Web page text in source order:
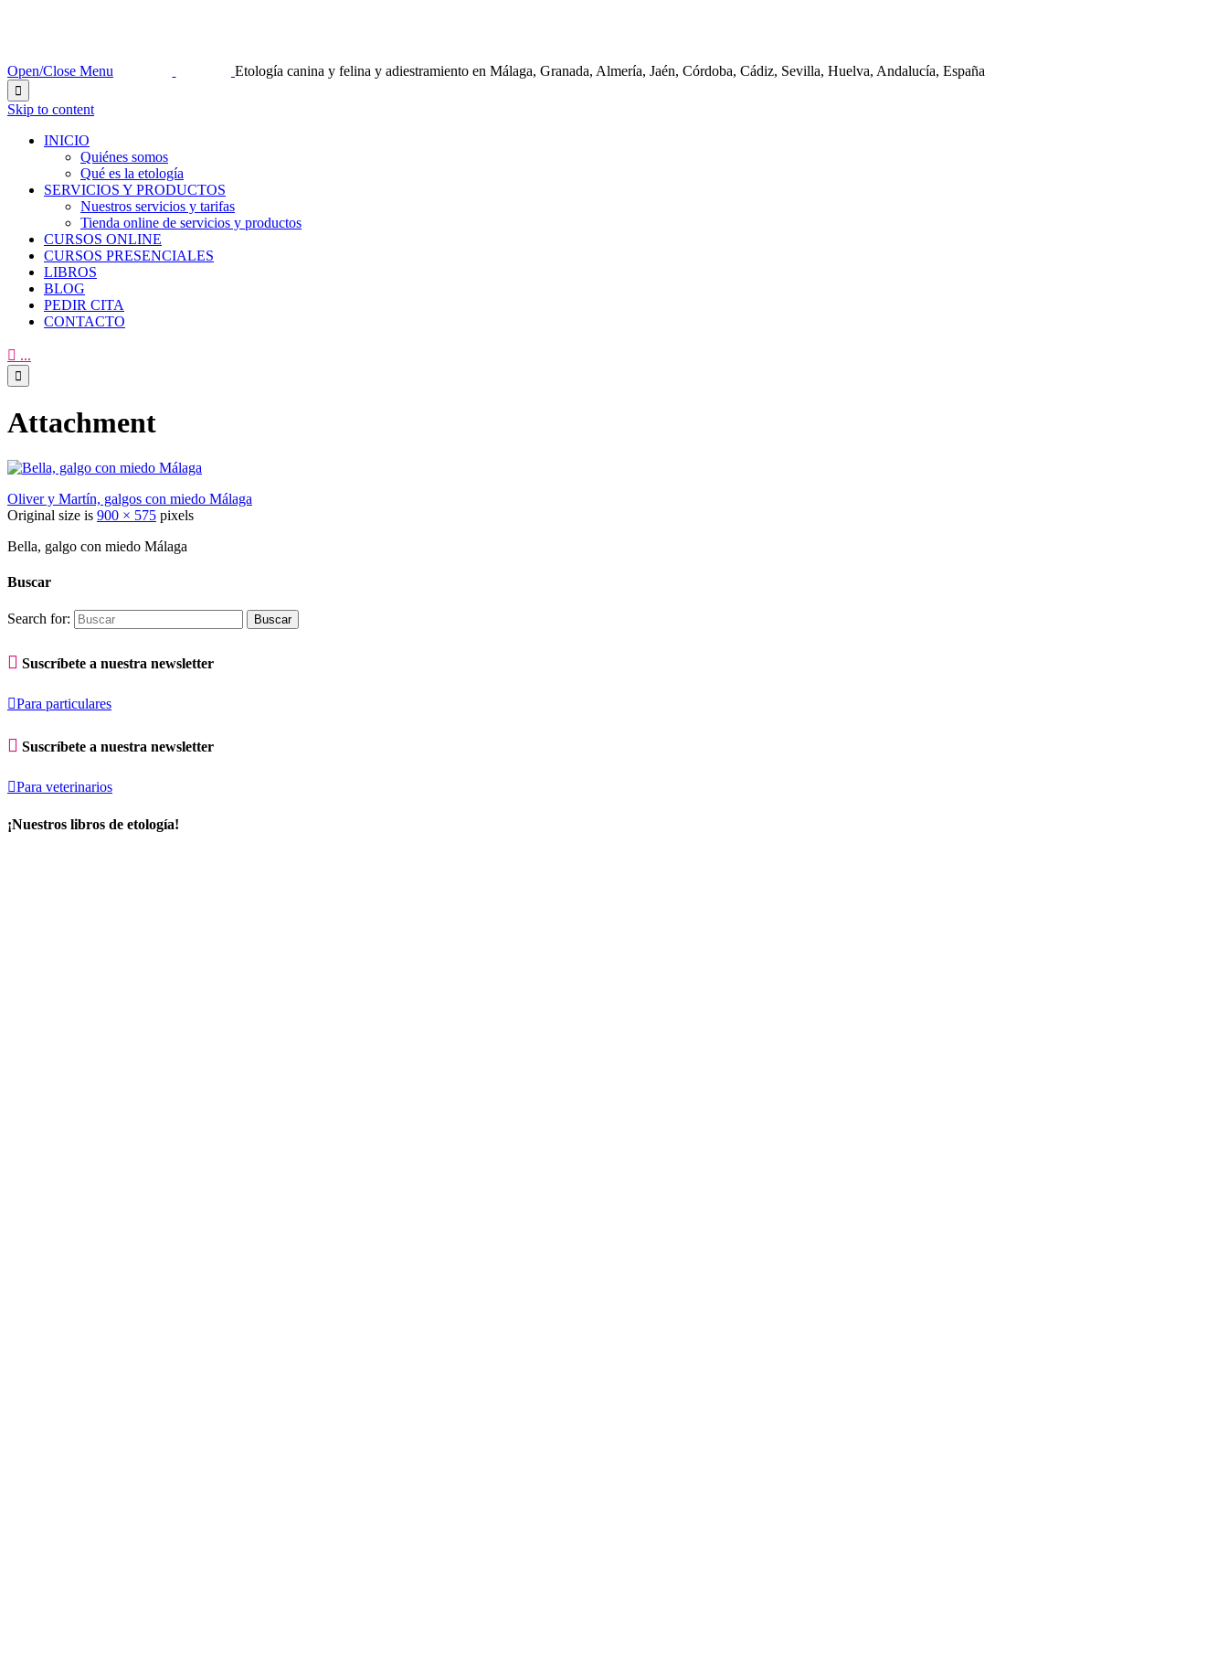
Open/Close Menu Etología canina y felina y adiestramiento en Málaga, Granada, Almería, Jaén, Córdoba, Cádiz, Sevilla, Huelva, Andalucía, España

Skip to content
INICIO
Quiénes somos
Qué es la etología
SERVICIOS Y PRODUCTOS
Nuestros servicios y tarifas
Tienda online de servicios y productos
CURSOS ONLINE
CURSOS PRESENCIALES
LIBROS
BLOG
PEDIR CITA
CONTACTO
 ...

Attachment
Oliver y Martín, galgos con miedo Málaga
Original size is 900 × 575 pixels
Bella, galgo con miedo Málaga
Buscar
Search for:
 Suscríbete a nuestra newsletter
Para particulares
 Suscríbete a nuestra newsletter
Para veterinarios
¡Nuestros libros de etología!